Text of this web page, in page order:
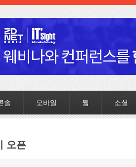
솔 모바일 웹 소셜
오픈